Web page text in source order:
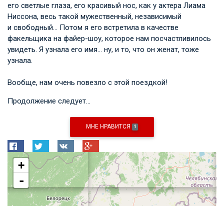
его светлые глаза, его красивый нос, как у актера Лиама
Ниссона, весь такой мужественный, независимый
и свободный… Потом я его встретила в качестве
факельщика на файер-шоу, которое нам посчастливилось
увидеть. Я узнала его имя… ну, и то, что он женат, тоже
узнала.
Вообще, нам очень повезло с этой поездкой!
Продолжение следует…
МНЕ НРАВИТСЯ 1
+
-